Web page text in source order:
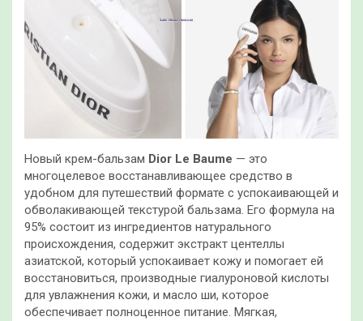
Новый крем-бальзам Dior Le Baume — это
многоцелевое восстанавливающее средство в
удобном для путешествий формате с успокаивающей и
обволакивающей текстурой бальзама. Его формула на
95% состоит из ингредиентов натурального
происхождения, содержит экстракт центеллы
азиатской, который успокаивает кожу и помогает ей
восстановиться, производные гиалуроновой кислоты
для увлажнения кожи, и масло ши, которое
обеспечивает полноценное питание. Мягкая,